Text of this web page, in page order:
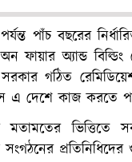
পাঁচ বছরের
ফায়ার অ্যান্ড
গঠিত
এ দেশে কাজ করতে
ভিত্তিতে